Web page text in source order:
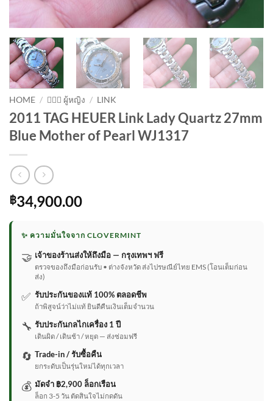
HOME / 💁🏻‍♀️ ผู้หญิง / LINK
2011 TAG HEUER Link Lady Quartz 27mm
Blue Mother of Pearl WJ1317
฿34,900.00
✨ ความมั่นใจจาก CLOVERMINT
🤝 เจ้าของร้านส่งให้ถึงมือ — กรุงเทพฯ ฟรี
ตรวจของถึงมือก่อนรับ • ต่างจังหวัด ส่งไปรษณีย์ไทย EMS (โอนเต็มก่อน
ส่ง)
✅ รับประกันของแท้ 100% ตลอดชีพ
ถ้าพิสูจน์ว่าไม่แท้ ยินดีคืนเงินเต็มจำนวน
🔧 รับประกันกลไกเครื่อง 1 ปี
เดินผิด / เดินช้า / หยุด — ส่งซ่อมฟรี
🔄 Trade-in / รับซื้อคืน
ยกระดับเป็นรุ่นใหม่ได้ทุกเวลา
💰 มัดจำ ฿2,900 ล็อกเรือน
ล็อก 3-5 วัน ตัดสินใจไม่กดดัน